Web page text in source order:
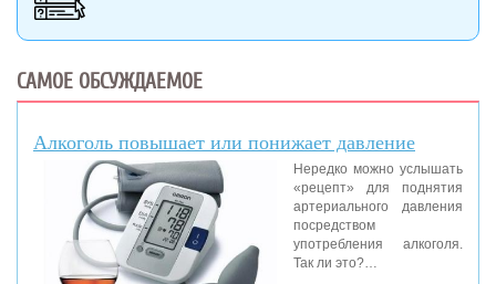
САМОЕ ОБСУЖДАЕМОЕ
Алкоголь повышает или понижает давление
Нередко можно услышать
«рецепт» для поднятия
артериального давления
посредством
употребления алкоголя.
Так ли это?…